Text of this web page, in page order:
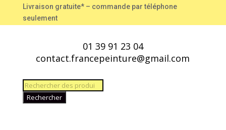
Livraison gratuite* – commande par téléphone
seulement
01 39 91 23 04
contact.francepeinture@gmail.com
Recherche
de
Rechercher